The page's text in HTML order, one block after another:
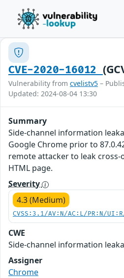
CVE-2020-16012
Vulnerability from cvelistv5 –
Updated: 2024-08-04 13:30
Summary
Side-channel information
Google Chrome prior to
remote attacker to leak
HTML page.
Severity
4.3 (Medium)
CVSS:3.1/AV:N/AC:L/PR:N/
CWE
Side-channel information
Assigner
Chrome